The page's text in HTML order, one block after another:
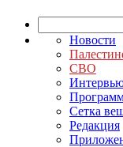
Новости
СВО
Сетка
Редакция